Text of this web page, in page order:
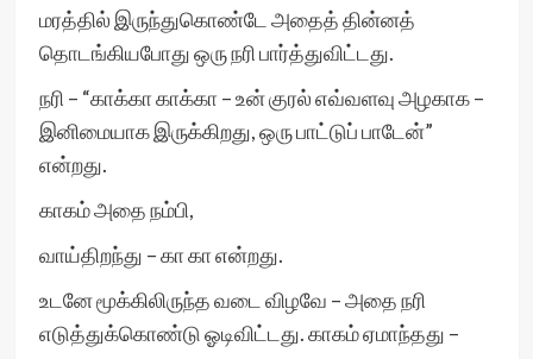
மரத்தில் இருந்துகொண்டே அதைத் தின்னத்
தொடங்கியபோது ஒரு நரி பார்த்துவிட்டது.
நரி – “காக்கா காக்கா – உன் குரல் எவ்வளவு அழகாக –
இனிமையாக இருக்கிறது, ஒரு பாட்டுப் பாடேன்”
என்றது.
காகம் அதை நம்பி,
வாய்திறந்து – கா கா என்றது.
உடனே மூக்கிலிருந்த வடை விழவே – அதை நரி
எடுத்துக்கொண்டு ஓடிவிட்டது. காகம் ஏமாந்தது –